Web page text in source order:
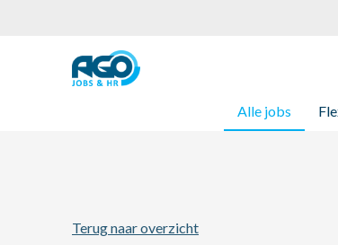
Alle jobs
Werknemers
Terug naar overzicht